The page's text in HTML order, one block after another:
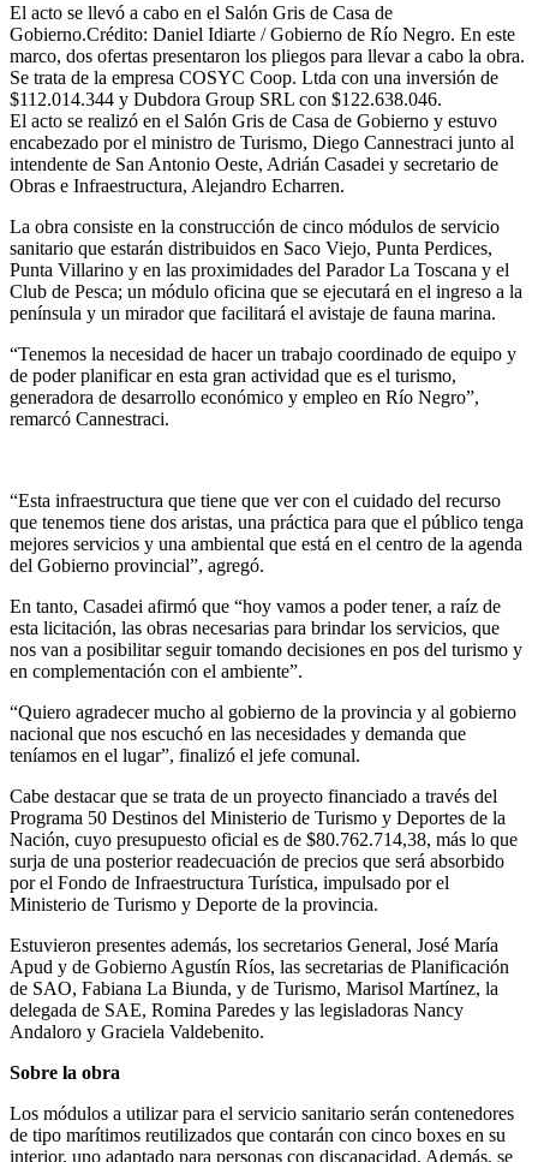
El acto se llevó a cabo en el Salón Gris de Casa de
Gobierno.Crédito: Daniel Idiarte / Gobierno de Río Negro. En este
marco, dos ofertas presentaron los pliegos para llevar a cabo la obra.
Se trata de la empresa COSYC Coop. Ltda con una inversión de
$112.014.344 y Dubdora Group SRL con $122.638.046.
El acto se realizó en el Salón Gris de Casa de Gobierno y estuvo
encabezado por el ministro de Turismo, Diego Cannestraci junto al
intendente de San Antonio Oeste, Adrián Casadei y secretario de
Obras e Infraestructura, Alejandro Echarren.
La obra consiste en la construcción de cinco módulos de servicio
sanitario que estarán distribuidos en Saco Viejo, Punta Perdices,
Punta Villarino y en las proximidades del Parador La Toscana y el
Club de Pesca; un módulo oficina que se ejecutará en el ingreso a la
península y un mirador que facilitará el avistaje de fauna marina.
“Tenemos la necesidad de hacer un trabajo coordinado de equipo y
de poder planificar en esta gran actividad que es el turismo,
generadora de desarrollo económico y empleo en Río Negro”,
remarcó Cannestraci.
“Esta infraestructura que tiene que ver con el cuidado del recurso
que tenemos tiene dos aristas, una práctica para que el público tenga
mejores servicios y una ambiental que está en el centro de la agenda
del Gobierno provincial”, agregó.
En tanto, Casadei afirmó que “hoy vamos a poder tener, a raíz de
esta licitación, las obras necesarias para brindar los servicios, que
nos van a posibilitar seguir tomando decisiones en pos del turismo y
en complementación con el ambiente”.
“Quiero agradecer mucho al gobierno de la provincia y al gobierno
nacional que nos escuchó en las necesidades y demanda que
teníamos en el lugar”, finalizó el jefe comunal.
Cabe destacar que se trata de un proyecto financiado a través del
Programa 50 Destinos del Ministerio de Turismo y Deportes de la
Nación, cuyo presupuesto oficial es de $80.762.714,38, más lo que
surja de una posterior readecuación de precios que será absorbido
por el Fondo de Infraestructura Turística, impulsado por el
Ministerio de Turismo y Deporte de la provincia.
Estuvieron presentes además, los secretarios General, José María
Apud y de Gobierno Agustín Ríos, las secretarias de Planificación
de SAO, Fabiana La Biunda, y de Turismo, Marisol Martínez, la
delegada de SAE, Romina Paredes y las legisladoras Nancy
Andaloro y Graciela Valdebenito.
Sobre la obra
Los módulos a utilizar para el servicio sanitario serán contenedores
de tipo marítimos reutilizados que contarán con cinco boxes en su
interior, uno adaptado para personas con discapacidad. Además, se